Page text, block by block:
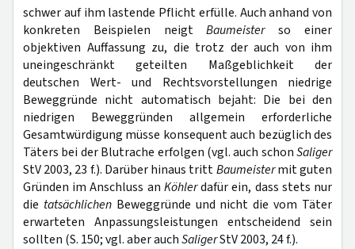
schwer auf ihm lastende Pflicht erfülle. Auch anhand von
konkreten Beispielen neigtBaumeisterso einer
objektiven Auffassung zu, die trotz der auch von ihm
uneingeschränkt geteilten Maßgeblichkeit der
deutschen Wert- und Rechtsvorstellungen niedrige
Beweggründe nicht automatisch bejaht: Die bei den
niedrigen Beweggründen allgemein erforderliche
Gesamtwürdigung müsse konsequent auch bezüglich des
Täters bei der Blutrache erfolgen (vgl. auch schonSaliger
StV 2003, 23 f.). Darüber hinaus trittBaumeistermit guten
Gründen im Anschluss an Köhlerdafür ein, dass stets nur
die tatsächlichen Beweggründe und nicht die vom Täter
erwarteten Anpassungsleistungen entscheidend sein
sollten (S. 150; vgl. aber auchSaligerStV 2003, 24 f.).